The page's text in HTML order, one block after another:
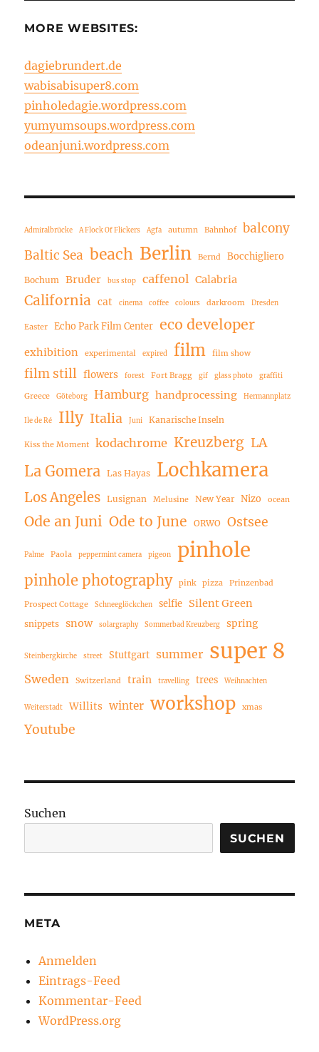
MORE WEBSITES:
dagiebrundert.de
wabisabisuper8.com
pinholedagie.wordpress.com
yumyumsoups.wordpress.com
odeanjuni.wordpress.com
Admiralbrücke A Flock Of Flickers Agfa autumn Bahnhof
balcony
Baltic Sea beach Berlin Bernd Bocchigliero
Bochum Bruder bus stop caffenol Calabria
California cat cinema coffee colours darkroom Dresden
Easter Echo Park Film Center eco developer
exhibition experimental expired film film show
film still flowers forest Fort Bragg gif glass photo graffiti
Greece Göteborg Hamburg handprocessing Hermannplatz
Ile de Ré Illy Italia Juni Kanarische Inseln
Kiss the Moment kodachrome Kreuzberg LA
La Gomera Las Hayas Lochkamera
Los Angeles Lusignan Melusine New Year Nizo ocean
Ode an Juni Ode to June ORWO Ostsee
Palme Paola peppermint camera pigeon pinhole
pinhole photography pink pizza Prinzenbad
Prospect Cottage Schneeglöckchen selfie Silent Green
snippets snow solargraphy Sommerbad Kreuzberg spring
Steinbergkirche street Stuttgart summer super 8
Sweden Switzerland train travelling trees Weihnachten
Weiterstadt Willits winter workshop xmas
Youtube
Suchen
SUCHEN
META
Anmelden
Eintrags-Feed
Kommentar-Feed
WordPress.org